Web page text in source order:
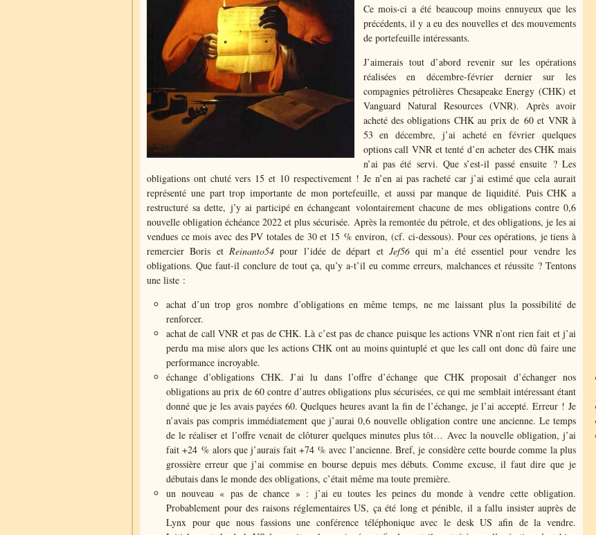
Ce mois-ci a été beaucoup moins ennuyeux que les
précédents, il y a eu des nouvelles et des mouvements
de portefeuille intéressants.
J’aimerais tout d’abord revenir sur les opérations
réalisées en décembre-février dernier sur les
compagnies pétrolières Chesapeake Energy (CHK) et
Vanguard Natural Resources (VNR). Après avoir
acheté des obligations CHK au prix de 60 et VNR à
53 en décembre, j’ai acheté en février quelques
options call VNR et tenté d’en acheter des CHK mais
n’ai pas été servi. Que s’est-il passé ensuite ? Les
obligations ont chuté vers 15 et 10 respectivement ! Je n’en ai pas racheté car j’ai estimé que cela aurait
représenté une part trop importante de mon portefeuille, et aussi par manque de liquidité. Puis CHK a
restructuré sa dette, j’y ai participé en échangeant volontairement chacune de mes obligations contre 0,6
nouvelle obligation échéance 2022 et plus sécurisée. Après la remontée du pétrole, et des obligations, je les ai
vendues ce mois avec des PV totales de 30 et 15 % environ, (cf. ci-dessous). Pour ces opérations, je tiens à
remercier Boris et Reinanto54pour l’idée de départ et Jef56qui m’a été essentiel pour vendre les
obligations. Que faut-il conclure de tout ça, qu’y a-t’il eu comme erreurs, malchances et réussite ? Tentons
une liste :
achat d’un trop gros nombre d’obligations en même temps, ne me laissant plus la possibilité de
renforcer.
achat de call VNR et pas de CHK. Là c’est pas de chance puisque les actions VNR n’ont rien fait et j’ai
perdu ma mise alors que les actions CHK ont au moins quintuplé et que les call ont donc dû faire une
performance incroyable.
échange d’obligations CHK. J’ai lu dans l’offre d’échange que CHK proposait d’échanger nos
obligations au prix de 60 contre d’autres obligations plus sécurisées, ce qui me semblait intéressant étant
donné que je les avais payées 60. Quelques heures avant la fin de l’échange, je l’ai accepté. Erreur ! Je
n’avais pas compris immédiatement que j’aurai 0,6 nouvelle obligation contre une ancienne. Le temps
de le réaliser et l’offre venait de clôturer quelques minutes plus tôt… Avec la nouvelle obligation, j’ai
fait +24 % alors que j’aurais fait +74 % avec l’ancienne. Bref, je considère cette bourde comme la plus
grossière erreur que j’ai commise en bourse depuis mes débuts. Comme excuse, il faut dire que je
débutais dans le monde des obligations, c’était même ma toute première.
un nouveau « pas de chance » : j’ai eu toutes les peines du monde à vendre cette obligation.
Probablement pour des raisons réglementaires US, ça été long et pénible, il a fallu insister auprès de
Lynx pour que nous fassions une conférence téléphonique avec le desk US afin de la vendre.